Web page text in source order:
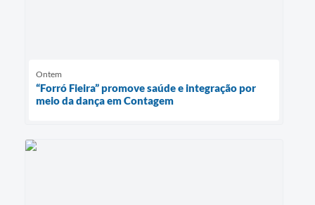
Ontem
“Forró Fieira” promove saúde e integração por
meio da dança em Contagem